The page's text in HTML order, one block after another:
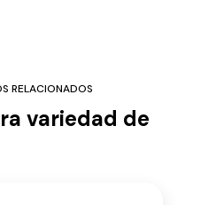
RELACIONADOS
variedad de